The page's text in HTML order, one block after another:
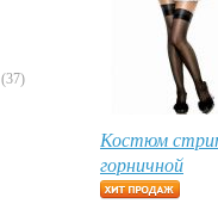
(37)
Костюм
горничной